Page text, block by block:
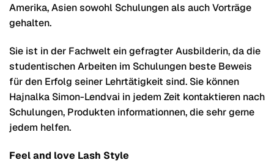
Amerika, Asien sowohl Schulungen als auch Vorträge
gehalten.
Sie ist in der Fachwelt ein gefragter Ausbilderin, da die
studentischen Arbeiten im Schulungen beste Beweis
für den Erfolg seiner Lehrtätigkeit sind. Sie können
Hajnalka Simon-Lendvai in jedem Zeit kontaktieren nach
Schulungen, Produkten informationnen, die sehr gerne
jedem helfen.
Feel and love Lash Style